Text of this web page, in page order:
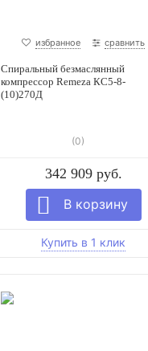
избранное сравнить
Спиральный безмаслянный
компрессор Remeza КС5-8-
(10)270Д
(0)
342 909 руб.